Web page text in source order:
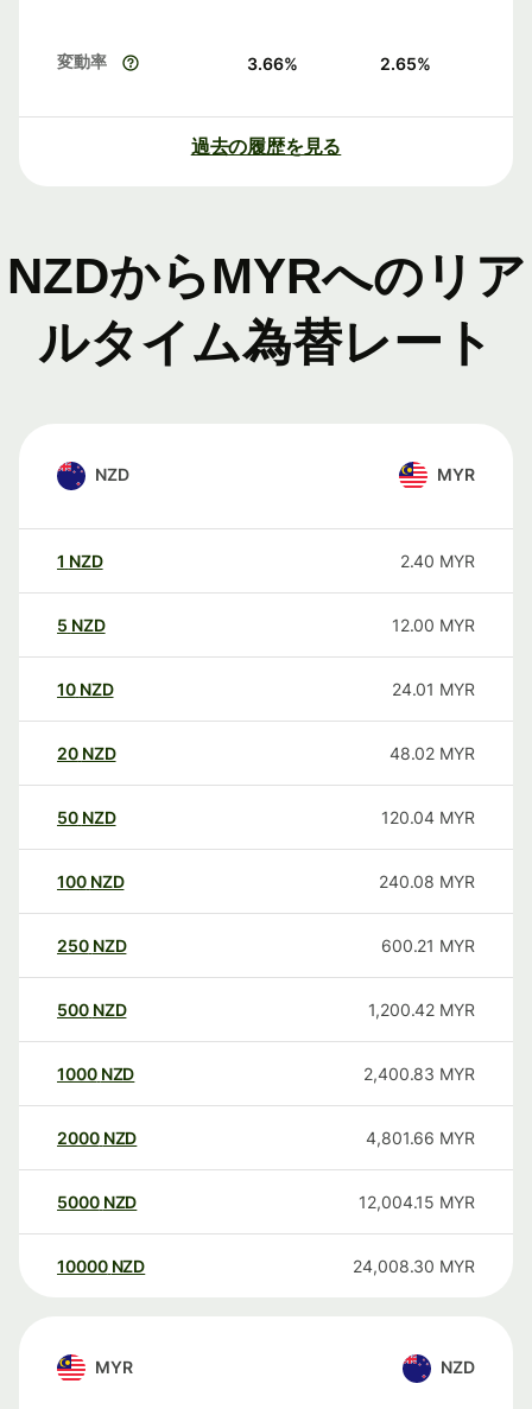
変動率 3.66% 2.65%
過去の履歴を見る
NZDからMYRへのリア
ルタイム為替レート
NZD MYR
1 NZD 2.40 MYR
5 NZD 12.00 MYR
10 NZD 24.01 MYR
20 NZD 48.02 MYR
50 NZD 120.04 MYR
100 NZD 240.08 MYR
250 NZD 600.21 MYR
500 NZD 1,200.42 MYR
1000 NZD 2,400.83 MYR
2000 NZD 4,801.66 MYR
5000 NZD 12,004.15 MYR
10000 NZD 24,008.30 MYR
MYR NZD